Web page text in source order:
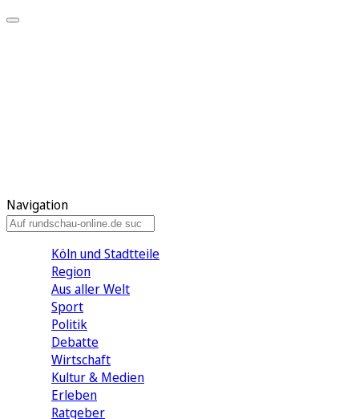
Navigation
Köln und Stadtteile
Region
Aus aller Welt
Sport
Politik
Debatte
Wirtschaft
Kultur & Medien
Erleben
Ratgeber